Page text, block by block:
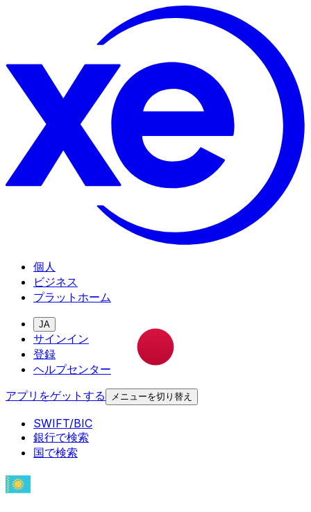
個人
ビジネス
プラットホーム
JA
サインイン
登録
ヘルプセンター
アプリをゲットする
メニューを切り替え
SWIFT/BIC
銀行で検索
国で検索